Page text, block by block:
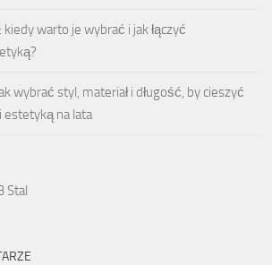
kiedy warto je wybrać i jak łączyć
wybrać styl, materiał i długość, by cieszyć
estetyką na lata
Stal